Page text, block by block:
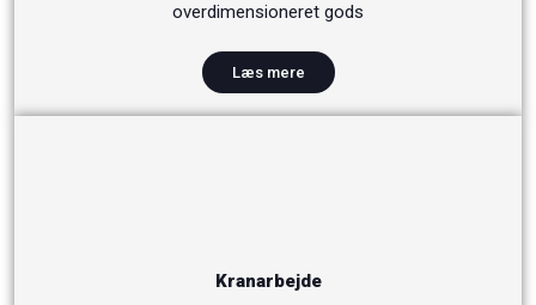
overdimensioneret gods
Læs mere
Kranarbejde